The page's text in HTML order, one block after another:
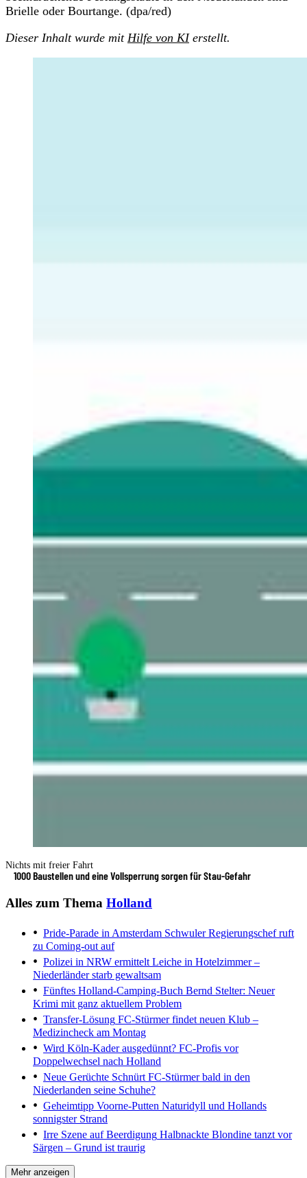
Brielle oder Bourtange. (dpa/red)
Dieser Inhalt wurde mit Hilfe von KIerstellt.
Nichts mit freier Fahrt
1000 Baustellen und eine Vollsperrung sorgen für Stau-Gefahr
Alles zum Thema Holland
Pride-Parade in Amsterdam Schwuler Regierungschef ruft
zu Coming-out auf
Polizei in NRW ermittelt Leiche in Hotelzimmer –
Niederländer starb gewaltsam
Fünftes Holland-Camping-Buch Bernd Stelter: Neuer
Krimi mit ganz aktuellem Problem
Transfer-Lösung FC-Stürmer findet neuen Klub –
Medizincheck am Montag
Wird Köln-Kader ausgedünnt? FC-Profis vor
Doppelwechsel nach Holland
Neue Gerüchte Schnürt FC-Stürmer bald in den
Niederlanden seine Schuhe?
Geheimtipp Voorne-Putten Naturidyll und Hollands
sonnigster Strand
Irre Szene auf Beerdigung Halbnackte Blondine tanzt vor
Särgen – Grund ist traurig
Mehr anzeigen